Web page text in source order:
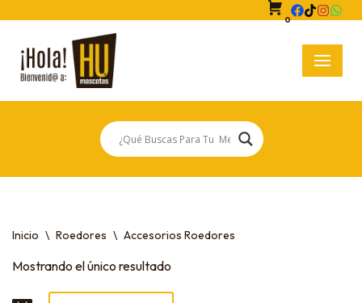
Saltar
al
contenido
0
Inicio \ Roedores \ Accesorios Roedores
Mostrando el único resultado